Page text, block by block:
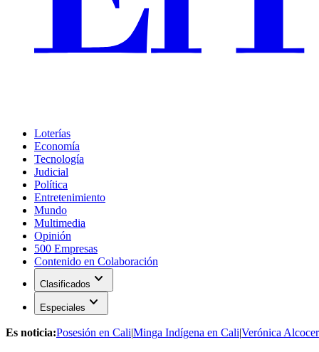
Loterías
Economía
Tecnología
Judicial
Política
Entretenimiento
Mundo
Multimedia
Opinión
500 Empresas
Contenido en Colaboración
Clasificados expand_more
Especiales expand_more
Es noticia:Posesión en Cali|Minga Indígena en Cali|Verónica Alcocer